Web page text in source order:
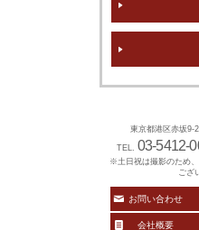
東京都港区赤坂9-
TEL. 03-5412-
※土日祝は撮影のため
ござ
お問い合わせ
会社概要